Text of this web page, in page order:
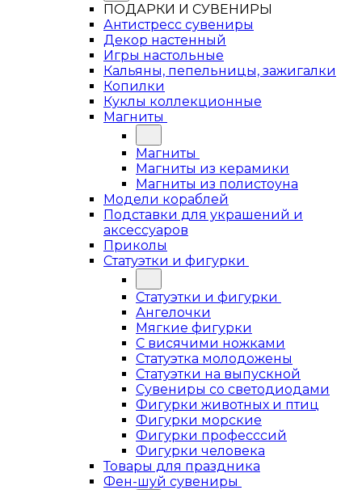
ПОДАРКИ И СУВЕНИРЫ
Антистресс сувениры
Декор настенный
Игры настольные
Кальяны, пепельницы, зажигалки
Копилки
Куклы коллекционные
Магниты
Магниты
Магниты из керамики
Магниты из полистоуна
Модели кораблей
Подставки для украшений и
аксессуаров
Приколы
Статуэтки и фигурки
Статуэтки и фигурки
Ангелочки
Мягкие фигурки
С висячими ножками
Статуэтка молодожены
Статуэтки на выпускной
Сувениры со светодиодами
Фигурки животных и птиц
Фигурки морские
Фигурки професссий
Фигурки человека
Товары для праздника
Фен-шуй сувениры